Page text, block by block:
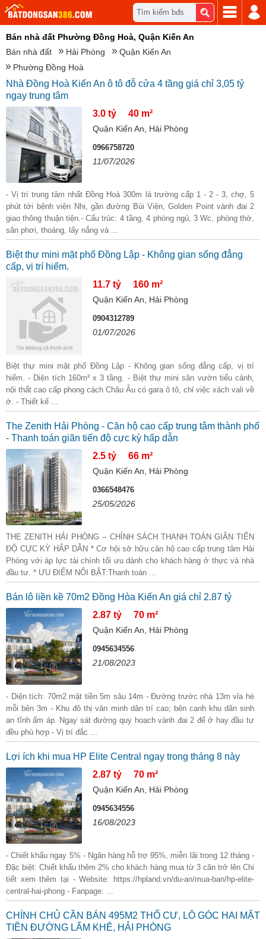
Tìm kiếm bđs
Bán nhà đất Phường Đồng Hoà, Quận Kiến An
Bán nhà đất
Hải Phòng
Quận Kiến An
Phường Đồng Hoà
Nhà Đồng Hoà Kiến An ô tô đỗ cửa 4 tầng giá chỉ 3,05 tỷ
ngay trung tâm
3.0 tỷ
40 m²
Quận Kiến An, Hải Phòng
0966758720
11/07/2026
- Vị trí trung tâm nhất Đồng Hoà 300m là trường cấp 1 - 2 - 3, chợ, 5
phút tới bệnh viện Nhi, gần đường Bùi Viện, Golden Point vành đai 2
giao thông thuận tiện.- Cấu trúc: 4 tầng, 4 phòng ngủ, 3 Wc, phòng thờ,
sân phơi, thoáng, lấy nắng và ...
Biệt thự mini mặt phố Đồng Lập - Không gian sống đẳng
cấp, vị trí hiếm.
11.7 tỷ
160 m²
Quận Kiến An, Hải Phòng
0904312789
01/07/2026
Biệt thự mini mặt phố Đồng Lập - Không gian sống đẳng cấp, vị trí
hiếm. - Diện tích 160m² x 3 tầng. - Biệt thự mini sân vườn tiểu cảnh,
nội thất cao cấp phong cách Châu Âu có gara ô tô, chỉ việc xách vali về
ở. - Thiết kế ...
The Zenith Hải Phòng - Căn hộ cao cấp trung tâm thành phố
- Thanh toán giãn tiến độ cực kỳ hấp dẫn
2.5 tỷ
66 m²
Quận Kiến An, Hải Phòng
0366548476
25/05/2026
THE ZENITH HẢI PHÒNG – CHÍNH SÁCH THANH TOÁN GIÃN TIẾN
ĐỘ CỰC KỲ HẤP DẪN * Cơ hội sở hữu căn hộ cao cấp trung tâm Hải
Phòng với áp lực tài chính tối ưu dành cho khách hàng ở thực và nhà
đầu tư. * ƯU ĐIỂM NỔI BẬT:Thanh toán ...
Bán lô liền kề 70m2 Đồng Hòa Kiến An giá chỉ 2.87 tỷ
2.87 tỷ
70 m²
Quận Kiến An, Hải Phòng
0945634556
21/08/2023
- Diện tích: 70m2 mặt tiền 5m sâu 14m - Đường trước nhà 13m vỉa hè
mỗi bên 3m - Khu đô thị văn minh dân trí cao; bên cạnh khu dân sinh
an tĩnh ấm áp. Ngay sát đường quy hoạch vành đai 2 để ở hay đầu tư
đều phù hợp - Vị trí đắc ...
Lợi ích khi mua HP Elite Central ngay trong tháng 8 này
2.87 tỷ
70 m²
Quận Kiến An, Hải Phòng
0945634556
16/08/2023
- Chiết khấu ngay 5% - Ngân hàng hỗ trợ 95%, miễn lãi trong 12 tháng -
Đặc biệt: Chiết khấu thêm 2% cho khách hàng mua từ 3 căn trở lên Chi
tiết xem thêm tại - Website: https://hpland.vn/du-an/mua-ban/hp-elite-
central-hai-phong - Fanpage: ...
CHÍNH CHỦ CẦN BÁN 495M2 THỔ CƯ, LÔ GÓC HAI MẶT
TIỀN ĐƯỜNG LÃM KHÊ, HẢI PHÒNG